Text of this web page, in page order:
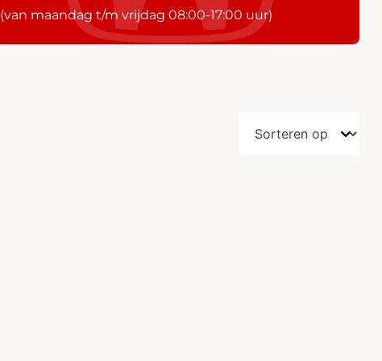
(van maandag t/m vrijdag 08:00-17:00 uur)